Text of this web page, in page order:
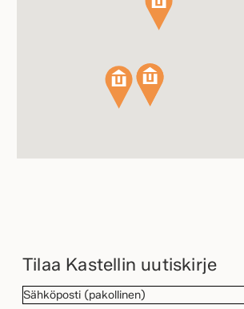
Tilaa Kastellin uutiskirje
SÄHKÖPOSTI(Pakollinen)